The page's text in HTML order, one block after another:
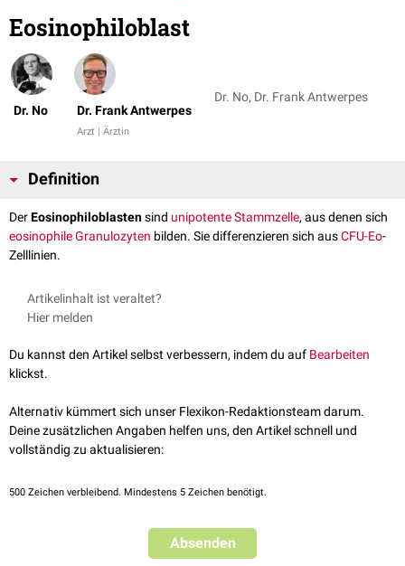
Eosinophiloblast
Dr. No Dr. Frank Antwerpes
Arzt | Ärztin
Dr. No, Dr. Frank Antwerpes
Definition
DerEosinophiloblastensind unipotenteStammzelle, aus denen sich
eosinophile Granulozyten bilden. Sie differenzieren sich ausCFU-Eo-
Zelllinien.
Artikelinhalt ist veraltet?
Hier melden
Du kannst den Artikel selbst verbessern, indem du auf Bearbeiten
klickst.
Alternativ kümmert sich unser Flexikon-Redaktionsteam darum.
Deine zusätzlichen Angaben helfen uns, den Artikel schnell und
vollständig zu aktualisieren:
500 Zeichen verbleibend. Mindestens 5 Zeichen benötigt.
Absenden